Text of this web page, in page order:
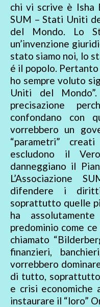
chi vi scrive è Isha
SUM – Stati Uniti
del Mondo. Lo
un’invenzione
stato siamo noi, lo
é il popolo.
ho sempre voluto
Uniti del
precisazione
confondano con
vorrebbero un
“parametri”
escludono il
danneggiano il
L’Associazione
difendere i
soprattutto quelle
ha
predominio come
chiamato
finanzieri,
vorrebbero
di tutto,
e crisi economiche
instaurare il “loro”